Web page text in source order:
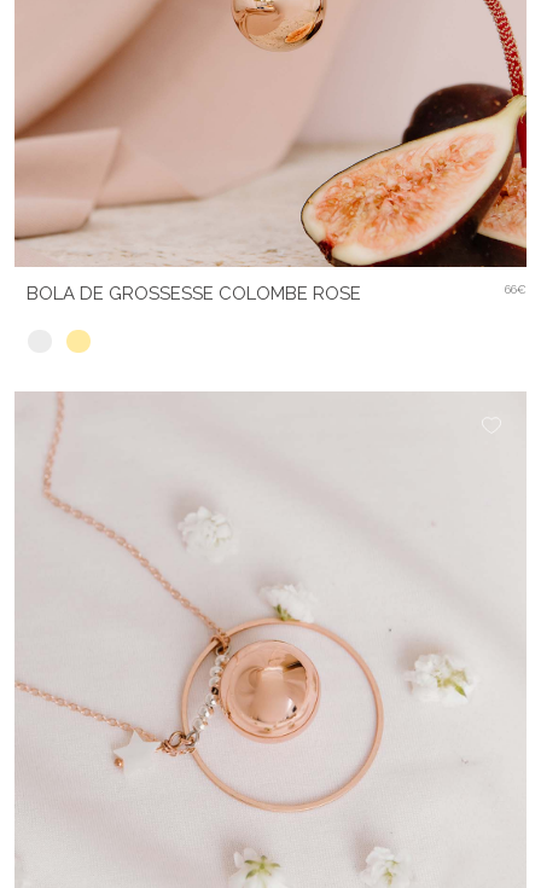
BOLA DE GROSSESSE COLOMBE ROSE 66€